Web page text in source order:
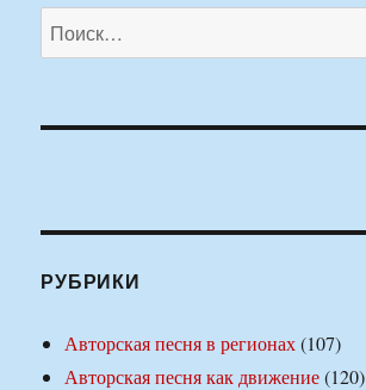
Искать:
РУБРИКИ
Авторская песня в регионах(107)
Авторская песня как движение(120)